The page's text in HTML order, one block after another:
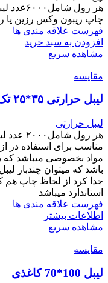
هر رول
چاپ ریبون وکس رزین یا
فهرست علاقه مندی ها
افزودن به سبد خرید
مشاهده سریع
مقایسه
لیبل حرارتی ۳۵*۲۵ تک ردیفه(لیبل آزمایشگاهی)
لیبل حرارتی
هر رول
مناسب برای استفاده در
مواد بخصوصی میباشد که
باشد که میتوان چندبار
جدا کرد از لحاظ چاپ هم
استاندارد میباشد
فهرست علاقه مندی ها
اطلاعات بیشتر
مشاهده سریع
مقایسه
لیبل 100*70 کاغذی